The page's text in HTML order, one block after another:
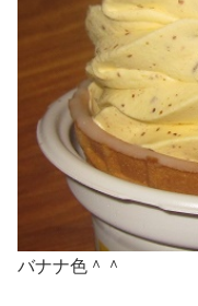
バナナ色＾＾